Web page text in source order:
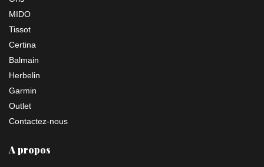
MIDO
Tissot
Certina
Balmain
Herbelin
Garmin
Outlet
Contactez-nous
A propos